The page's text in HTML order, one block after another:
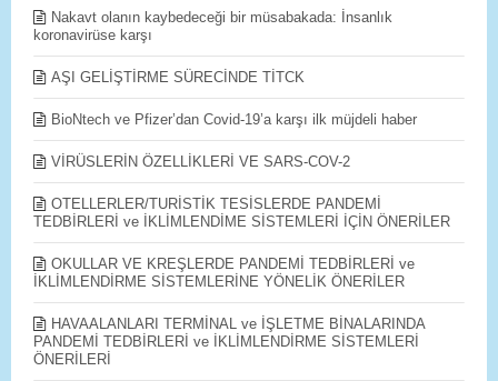
Nakavt olanın kaybedeceği bir müsabakada: İnsanlık
koronavirüse karşı
AŞI GELİŞTİRME SÜRECİNDE TİTCK
BioNtech ve Pfizer’dan Covid-19’a karşı ilk müjdeli haber
VİRÜSLERİN ÖZELLİKLERİ VE SARS-COV-2
OTELLERLER/TURİSTİK TESİSLERDE PANDEMİ
TEDBİRLERİ ve İKLİMLENDİME SİSTEMLERİ İÇİN ÖNERİLER
OKULLAR VE KREŞLERDE PANDEMİ TEDBİRLERİ ve
İKLİMLENDİRME SİSTEMLERİNE YÖNELİK ÖNERİLER
HAVAALANLARI TERMİNAL ve İŞLETME BİNALARINDA
PANDEMİ TEDBİRLERİ ve İKLİMLENDİRME SİSTEMLERİ
ÖNERİLERİ